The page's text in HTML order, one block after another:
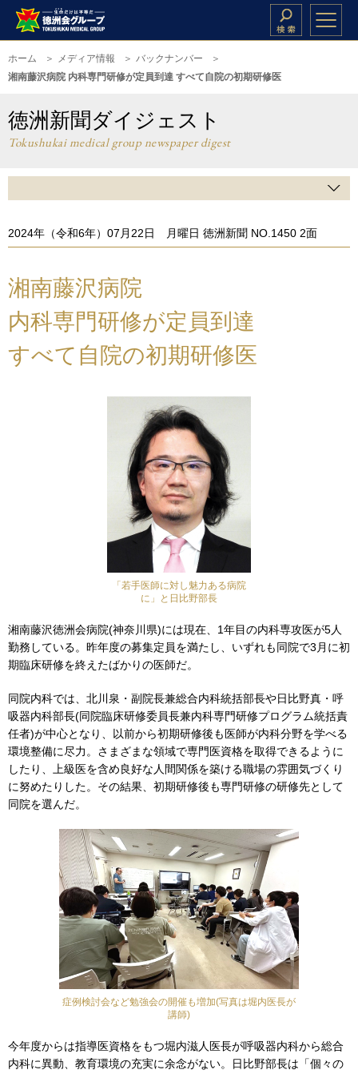
ホーム メディア情報
バックナンバー
湘南藤沢病院 内科専門研修が定員到達 すべて自院の初期研修医
徳洲新聞ダイジェスト
Tokushukai medical group newspaper digest
2024年（令和6年）07月22日 月曜日 徳洲新聞 NO.1450 2面
湘南藤沢病院
内科専門研修が定員到達
すべて自院の初期研修医
「若手医師に対し魅力ある病院
に」と日比野部長
湘南藤沢徳洲会病院(神奈川県)には現在、1年目の内科専攻医が5人
勤務している。昨年度の募集定員を満たし、いずれも同院で3月に初
期臨床研修を終えたばかりの医師だ。
同院内科では、北川泉・副院長兼総合内科統括部長や日比野真・呼
吸器内科部長(同院臨床研修委員長兼内科専門研修プログラム統括責
任者)が中心となり、以前から初期研修後も医師が内科分野を学べる
環境整備に尽力。さまざまな領域で専門医資格を取得できるように
したり、上級医を含め良好な人間関係を築ける職場の雰囲気づくり
に努めたりした。その結果、初期研修後も専門研修の研修先として
同院を選んだ。
症例検討会など勉強会の開催も増加(写真は堀内医長が
講師)
今年度からは指導医資格をもつ堀内滋人医長が呼吸器内科から総合
内科に異動、教育環境の充実に余念がない。日比野部長は「個々の